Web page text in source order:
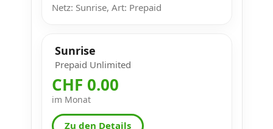
Netz: Sunrise, Art: Prepaid
Sunrise
Prepaid Unlimited
CHF 0.00
im Monat
Zu den Details